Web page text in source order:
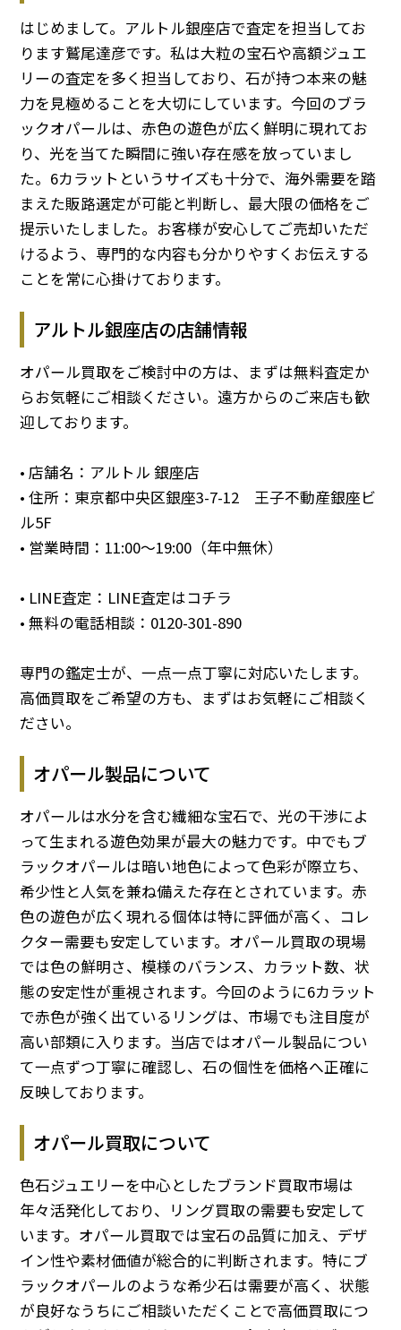
はじめまして。アルトル銀座店で査定を担当してお
ります鷲尾達彦です。私は大粒の宝石や高額ジュエ
リーの査定を多く担当しており、石が持つ本来の魅
力を見極めることを大切にしています。今回のブラ
ックオパールは、赤色の遊色が広く鮮明に現れてお
り、光を当てた瞬間に強い存在感を放っていまし
た。6カラットというサイズも十分で、海外需要を踏
まえた販路選定が可能と判断し、最大限の価格をご
提示いたしました。お客様が安心してご売却いただ
けるよう、専門的な内容も分かりやすくお伝えする
ことを常に心掛けております。
アルトル銀座店の店舗情報
オパール買取をご検討中の方は、まずは無料査定か
らお気軽にご相談ください。遠方からのご来店も歓
迎しております。
• 店舗名：アルトル 銀座店
• 住所：東京都中央区銀座3-7-12 王子不動産銀座ビ
ル5F
• 営業時間：11:00～19:00（年中無休）
• LINE査定： LINE査定はコチラ
• 無料の電話相談： 0120-301-890
専門の鑑定士が、一点一点丁寧に対応いたします。
高価買取をご希望の方も、まずはお気軽にご相談く
ださい。
オパール製品について
オパールは水分を含む繊細な宝石で、光の干渉によ
って生まれる遊色効果が最大の魅力です。中でもブ
ラックオパールは暗い地色によって色彩が際立ち、
希少性と人気を兼ね備えた存在とされています。赤
色の遊色が広く現れる個体は特に評価が高く、コレ
クター需要も安定しています。オパール買取の現場
では色の鮮明さ、模様のバランス、カラット数、状
態の安定性が重視されます。今回のように6カラット
で赤色が強く出ているリングは、市場でも注目度が
高い部類に入ります。当店ではオパール製品につい
て一点ずつ丁寧に確認し、石の個性を価格へ正確に
反映しております。
オパール買取について
色石ジュエリーを中心としたブランド買取市場は
年々活発化しており、リング買取の需要も安定して
います。オパール買取では宝石の品質に加え、デザ
イン性や素材価値が総合的に判断されます。特にブ
ラックオパールのような希少石は需要が高く、状態
が良好なうちにご相談いただくことで高価買取につ